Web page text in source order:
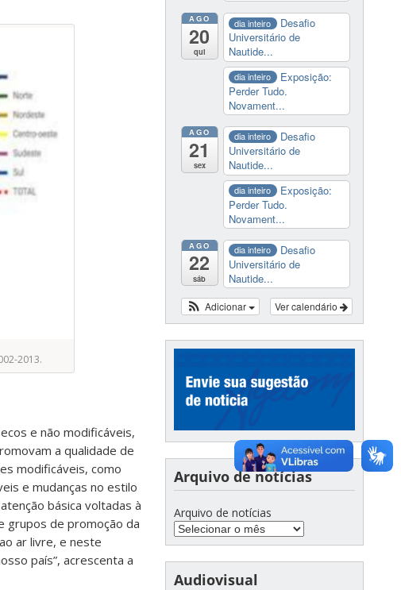
2013.
e não modificáveis,
a qualidade de
modificáveis, como
e mudanças no estilo
básica voltadas à
grupos de promoção da
ar livre, e neste
país”, acrescenta a
AGO
20
qui
dia inteiro
Desafio
Universitário de
Nautide...
dia inteiro
Exposição:
Perder Tudo.
Novament...
AGO
21
sex
dia inteiro
Desafio
Universitário de
Nautide...
dia inteiro
Exposição:
Perder Tudo.
Novament...
AGO
22
sáb
dia inteiro
Desafio
Universitário de
Nautide...
Ver calendário
Adicionar
Arquivo de notícias
Arquivo de notícias
Audiovisual